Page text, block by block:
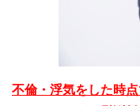
不倫・浮気をした時